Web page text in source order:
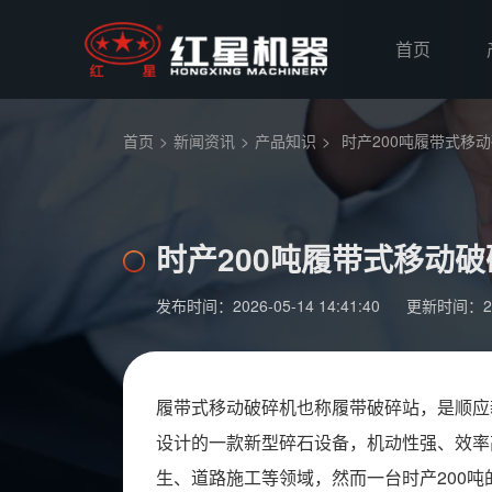
首页
首页 > 新闻资讯 > 产品知识 > 时产200吨履带式移
时产200吨履带式移动
发布时间：2026-05-14 14:41:40 更新时间：
履带式移动破碎机也称履带破碎站，是顺
设计的一款新型碎石设备，机动性强‌、效
生、道路施工等领域，然而一台时产200